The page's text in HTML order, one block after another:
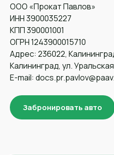
ООО «Прокат Павлов»
ИНН 3900035227
КПП 390001001
ОГРН 1243900015710
Адрес: 236022,
Калининград, ул.
E-mail:
Забронировать авто